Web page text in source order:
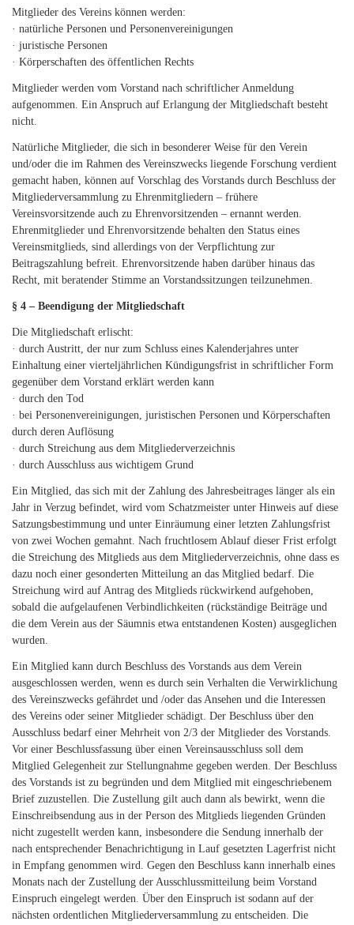
Mitglieder des Vereins können werden:
· natürliche Personen und Personenvereinigungen
· juristische Personen
· Körperschaften des öffentlichen Rechts
Mitglieder werden vom Vorstand nach schriftlicher Anmeldung
aufgenommen. Ein Anspruch auf Erlangung der Mitgliedschaft besteht
nicht.
Natürliche Mitglieder, die sich in besonderer Weise für den Verein
und/oder die im Rahmen des Vereinszwecks liegende Forschung verdient
gemacht haben, können auf Vorschlag des Vorstands durch Beschluss der
Mitgliederversammlung zu Ehrenmitgliedern – frühere
Vereinsvorsitzende auch zu Ehrenvorsitzenden – ernannt werden.
Ehrenmitglieder und Ehrenvorsitzende behalten den Status eines
Vereinsmitglieds, sind allerdings von der Verpflichtung zur
Beitragszahlung befreit. Ehrenvorsitzende haben darüber hinaus das
Recht, mit beratender Stimme an Vorstandssitzungen teilzunehmen.
§ 4 – Beendigung der Mitgliedschaft
Die Mitgliedschaft erlischt:
· durch Austritt, der nur zum Schluss eines Kalenderjahres unter
Einhaltung einer vierteljährlichen Kündigungsfrist in schriftlicher Form
gegenüber dem Vorstand erklärt werden kann
· durch den Tod
· bei Personenvereinigungen, juristischen Personen und Körperschaften
durch deren Auflösung
· durch Streichung aus dem Mitgliederverzeichnis
· durch Ausschluss aus wichtigem Grund
Ein Mitglied, das sich mit der Zahlung des Jahresbeitrages länger als ein
Jahr in Verzug befindet, wird vom Schatzmeister unter Hinweis auf diese
Satzungsbestimmung und unter Einräumung einer letzten Zahlungsfrist
von zwei Wochen gemahnt. Nach fruchtlosem Ablauf dieser Frist erfolgt
die Streichung des Mitglieds aus dem Mitgliederverzeichnis, ohne dass es
dazu noch einer gesonderten Mitteilung an das Mitglied bedarf. Die
Streichung wird auf Antrag des Mitglieds rückwirkend aufgehoben,
sobald die aufgelaufenen Verbindlichkeiten (rückständige Beiträge und
die dem Verein aus der Säumnis etwa entstandenen Kosten) ausgeglichen
wurden.
Ein Mitglied kann durch Beschluss des Vorstands aus dem Verein
ausgeschlossen werden, wenn es durch sein Verhalten die Verwirklichung
des Vereinszwecks gefährdet und /oder das Ansehen und die Interessen
des Vereins oder seiner Mitglieder schädigt. Der Beschluss über den
Ausschluss bedarf einer Mehrheit von 2/3 der Mitglieder des Vorstands.
Vor einer Beschlussfassung über einen Vereinsausschluss soll dem
Mitglied Gelegenheit zur Stellungnahme gegeben werden. Der Beschluss
des Vorstands ist zu begründen und dem Mitglied mit eingeschriebenem
Brief zuzustellen. Die Zustellung gilt auch dann als bewirkt, wenn die
Einschreibsendung aus in der Person des Mitglieds liegenden Gründen
nicht zugestellt werden kann, insbesondere die Sendung innerhalb der
nach entsprechender Benachrichtigung in Lauf gesetzten Lagerfrist nicht
in Empfang genommen wird. Gegen den Beschluss kann innerhalb eines
Monats nach der Zustellung der Ausschlussmitteilung beim Vorstand
Einspruch eingelegt werden. Über den Einspruch ist sodann auf der
nächsten ordentlichen Mitgliederversammlung zu entscheiden. Die